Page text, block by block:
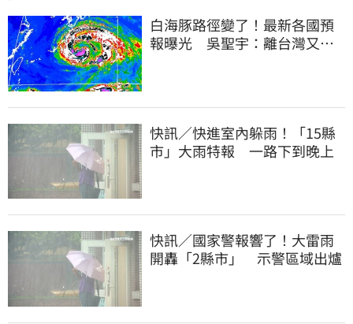
白海豚路徑變了！最新各國預
報曝光 吳聖宇：離台灣又更
快訊／快進室內躲雨！「15縣
市」大雨特報 一路下到晚上
快訊／國家警報響了！大雷雨
開轟「2縣市」 示警區域出爐